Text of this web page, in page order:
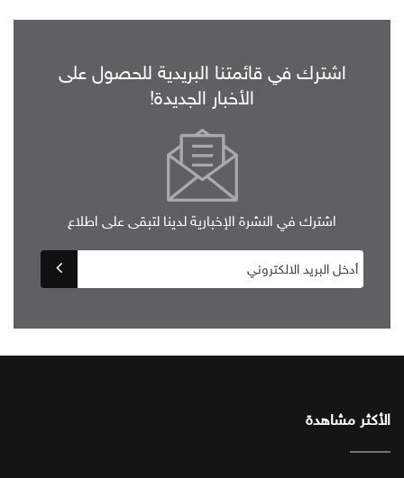
اشترك في قائمتنا البريدية للحصول على
الأخبار الجديدة!
اشترك في النشرة الإخبارية لدينا لتبقى على اطلاع
الأكثر مشاهدة